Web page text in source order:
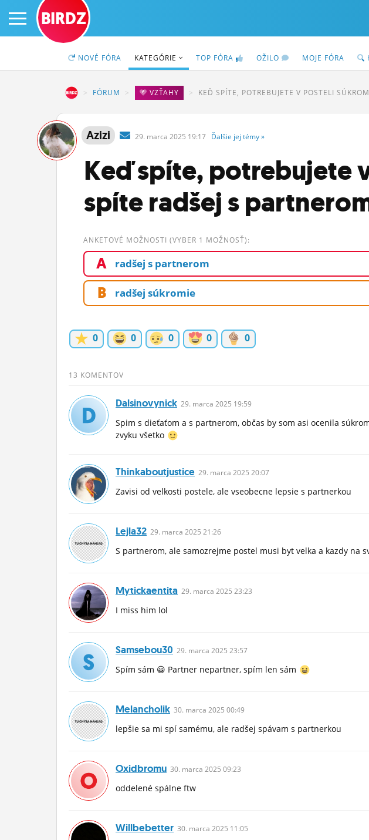
PRIHLÁS SA
ČINŽIAK
FÓRUM
STATUSY
OBRÁZKY
ĽUDIA
MÔJ PROFIL
ROLETA
BIRDZ
NOVÉ FÓRA KATEGÓRIE TOP FÓRA OŽILO MOJE FÓRA
FÓRUM VZŤAHY KEĎ SPÍTE, POTREBUJETE V POSTELI
Azizi 29. marca 2025 19:17 Ďalšie jej témy»
Keď spíte, potrebujete
spíte radšej s
ANKETOVÉ MOŽNOSTI (VYBER 1 MOŽNOSŤ):
A radšej s partnerom
B radšej súkromie
0 0 0 0 0
13 KOMENTOV
Dalsinovynick 29. marca 2025 19:59
Spim s dieťaťom a s partnerom, občas by som asi ocenila
zvyku všetko
Thinkaboutjustice 29. marca 2025 20:07
Zavisi od velkosti postele, ale vseobecne lepsie s partnerkou
Lejla32 29. marca 2025 21:26
S partnerom, ale samozrejme postel musi byt velka a kazdy na
Mytickaentita 29. marca 2025 23:23
I miss him lol
Samsebou30 29. marca 2025 23:57
Spím sám 😀 Partner nepartner, spím len sám
Melancholik 30. marca 2025 00:49
lepšie sa mi spí samému, ale radšej spávam s partnerkou
Oxidbromu 30. marca 2025 09:23
oddelené spálne ftw
Willbebetter 30. marca 2025 11:05